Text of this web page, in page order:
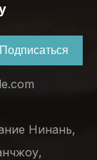
Подписаться
Нинань,